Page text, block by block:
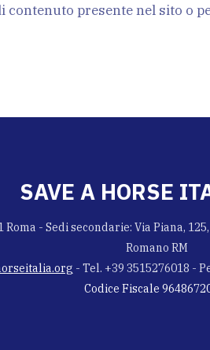
SAVE A HORSE
- Sedi secondarie: Via Piana,
Romano RM
- Tel. +39 3515276018 -
Codice Fiscale
contenuto presente nel sito o